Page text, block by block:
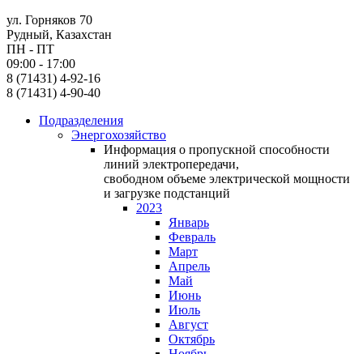
ул. Горняков 70
Рудный, Казахстан
ПН - ПТ
09:00 - 17:00
8 (71431) 4-92-16
8 (71431) 4-90-40
Подразделения
Энергохозяйство
Информация о пропускной способности
линий электропередачи,
свободном объеме электрической мощности
и загрузке подстанций
2023
Январь
Февраль
Март
Апрель
Май
Июнь
Июль
Август
Октябрь